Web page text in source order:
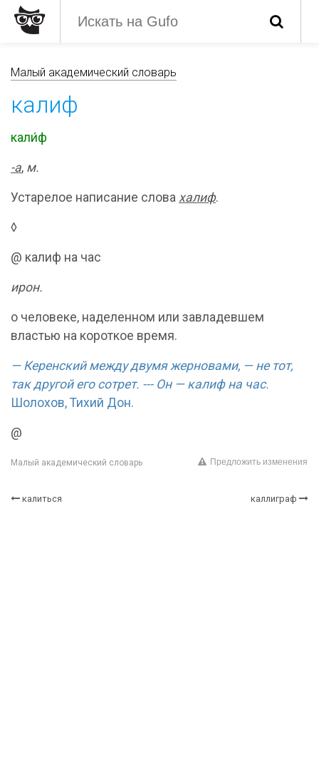
Малый академический словарь
калиф
кали́ф
-а, м.
Устарелое написание слова халиф.
◊
@ калиф на час
ирон.
о человеке, наделенном или завладевшем
властью на короткое время.
— Керенский между двумя жерновами, — не тот,
так другой его сотрет. --- Он — калиф на час.
Шолохов, Тихий Дон.
@
Малый академический словарь Предложить изменения
калиться каллиграф